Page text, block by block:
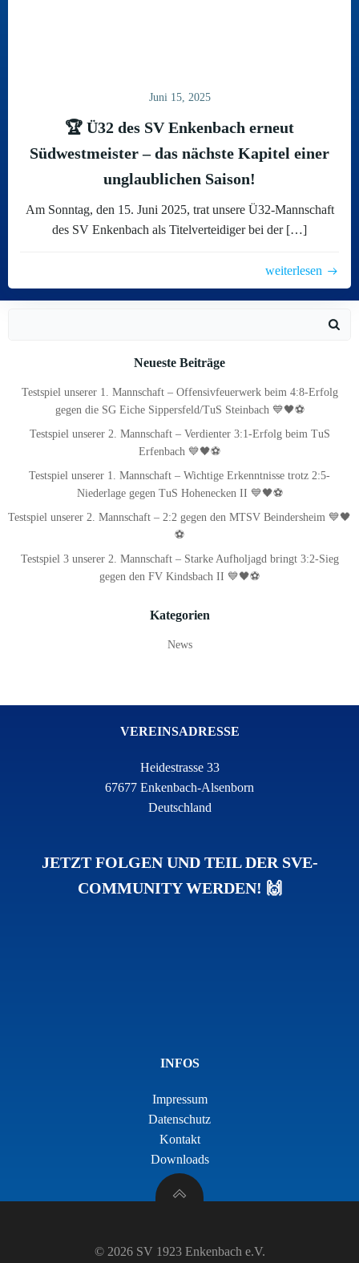
Juni 15, 2025
🏆 Ü32 des SV Enkenbach erneut
Südwestmeister – das nächste Kapitel einer
unglaublichen Saison!
Am Sonntag, den 15. Juni 2025, trat unsere Ü32-Mannschaft
des SV Enkenbach als Titelverteidiger bei der […]
weiterlesen
Neueste Beiträge
Testspiel unserer 1. Mannschaft – Offensivfeuerwerk beim 4:8-Erfolg
gegen die SG Eiche Sippersfeld/TuS Steinbach 💙🖤⚽
Testspiel unserer 2. Mannschaft – Verdienter 3:1-Erfolg beim TuS
Erfenbach 💙🖤⚽
Testspiel unserer 1. Mannschaft – Wichtige Erkenntnisse trotz 2:5-
Niederlage gegen TuS Hohenecken II 💙🖤⚽
Testspiel unserer 2. Mannschaft – 2:2 gegen den MTSV Beindersheim 💙🖤
⚽
Testspiel 3 unserer 2. Mannschaft – Starke Aufholjagd bringt 3:2-Sieg
gegen den FV Kindsbach II 💙🖤⚽
Kategorien
News
VEREINSADRESSE
Heidestrasse 33
67677 Enkenbach-Alsenborn
Deutschland
JETZT FOLGEN UND TEIL DER SVE-
COMMUNITY WERDEN! 🙌
INFOS
Impressum
Datenschutz
Kontakt
Downloads
© 2026 SV 1923 Enkenbach e.V.